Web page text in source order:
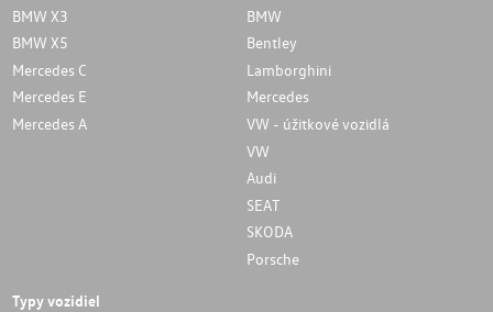
BMW X3
BMW X5
Mercedes C
Mercedes E
Mercedes A
BMW
Bentley
Lamborghini
Mercedes
VW - úžitkové vozidlá
VW
Audi
SEAT
SKODA
Porsche
Typy vozidiel